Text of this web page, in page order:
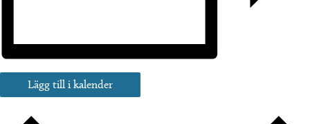
Lägg till i kalender